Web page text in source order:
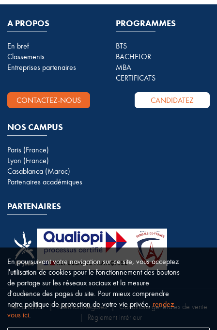
A PROPOS
En bref
Classements
Entreprises partenaires
PROGRAMMES
BTS
BACHELOR
MBA
CERTIFICATS
CONTACTEZ-NOUS CANDIDATEZ
NOS CAMPUS
Paris (France)
Lyon (France)
Casablanca (Maroc)
Partenaires académiques
PARTENAIRES
Réclamation | Mentions légales | Conditions générales de vente
Règlement intérieur
En poursuivant votre navigation sur ce site, vous acceptez
l'utilisation de cookies pour le fonctionnement des boutons
de partage sur les réseaux sociaux et la mesure
d'audience des pages du site. Pour mieux comprendre
notre politique de protection de votre vie privée,rendez-
vous ici.